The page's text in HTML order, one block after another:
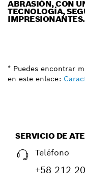
ABRASIÓN, CON
TECNOLOGÍA,
IMPRESIONANTES.
* Puedes encontrar
en este enlace:
SERVICIO DE
Teléfono
+58 212